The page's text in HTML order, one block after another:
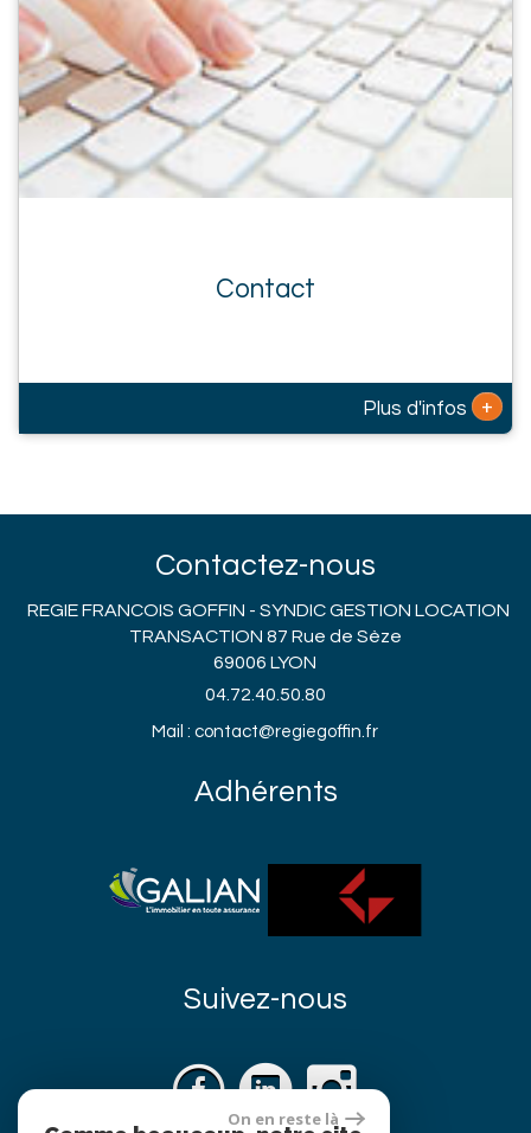
Contact
Plus d'infos +
Contactez-nous
REGIE FRANCOIS GOFFIN - SYNDIC GESTION LOCATION
TRANSACTION 87 Rue de Sèze
69006 LYON
04.72.40.50.80
Mail : contact@regiegoffin.fr
Adhérents
Suivez-nous
On en reste là